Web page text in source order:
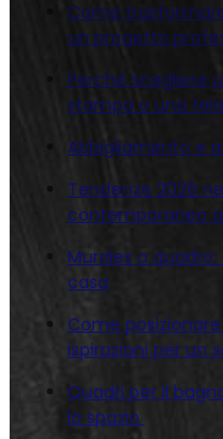
Come
un progetto
Perché scegliere
stampa o una
Abbigliamento e
Tendenze 2026
contemporaneo
Murales o
casa
Come
ispirazioni per un
Quadri per il
lo spazio